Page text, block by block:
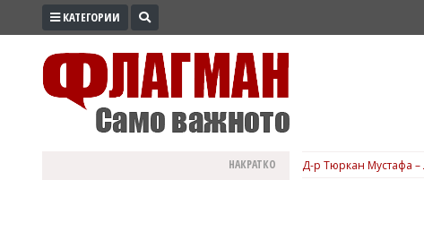
ПРОМО
КАТЕГОРИИ
НАКРАТКО Д-р Тюркан Мустафа –